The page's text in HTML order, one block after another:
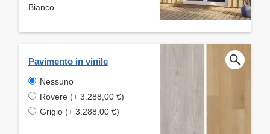
Bianco
Pavimento in vinile
Nessuno
Rovere (+ 3.288,00 €)
Grigio (+ 3.288,00 €)